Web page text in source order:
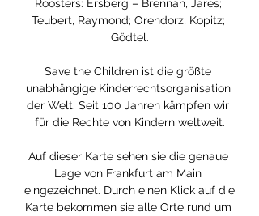
Roosters: Ersberg – Brennan, Jares;
Teubert, Raymond; Orendorz, Kopitz;
Gödtel.
Save the Children ist die größte
unabhängige Kinderrechtsorganisation
der Welt. Seit 100 Jahren kämpfen wir
für die Rechte von Kindern weltweit.
Auf dieser Karte sehen sie die genaue
Lage von Frankfurt am Main
eingezeichnet. Durch einen Klick auf die
Karte bekommen sie alle Orte rund um